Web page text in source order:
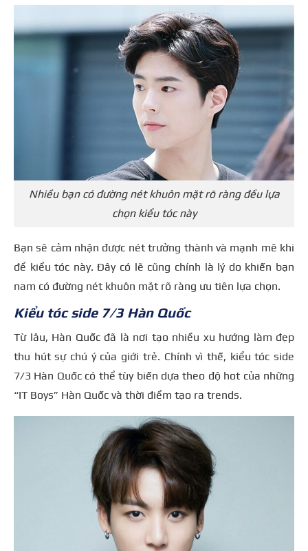
Nhiều bạn có đường nét khuôn mặt rõ ràng đều lựa
chọn kiểu tóc này
Bạn sẽ cảm nhận được nét trưởng thành và mạnh mẽ khi
để kiểu tóc này. Đây có lẽ cũng chính là lý do khiến bạn
nam có đường nét khuôn mặt rõ ràng ưu tiên lựa chọn.
Kiểu tóc side 7/3 Hàn Quốc
Từ lâu, Hàn Quốc đã là nơi tạo nhiều xu hướng làm đẹp
thu hút sự chú ý của giới trẻ. Chính vì thế, kiểu tóc side
7/3 Hàn Quốc có thể tùy biến dựa theo độ hot của những
“IT Boys” Hàn Quốc và thời điểm tạo ra trends.